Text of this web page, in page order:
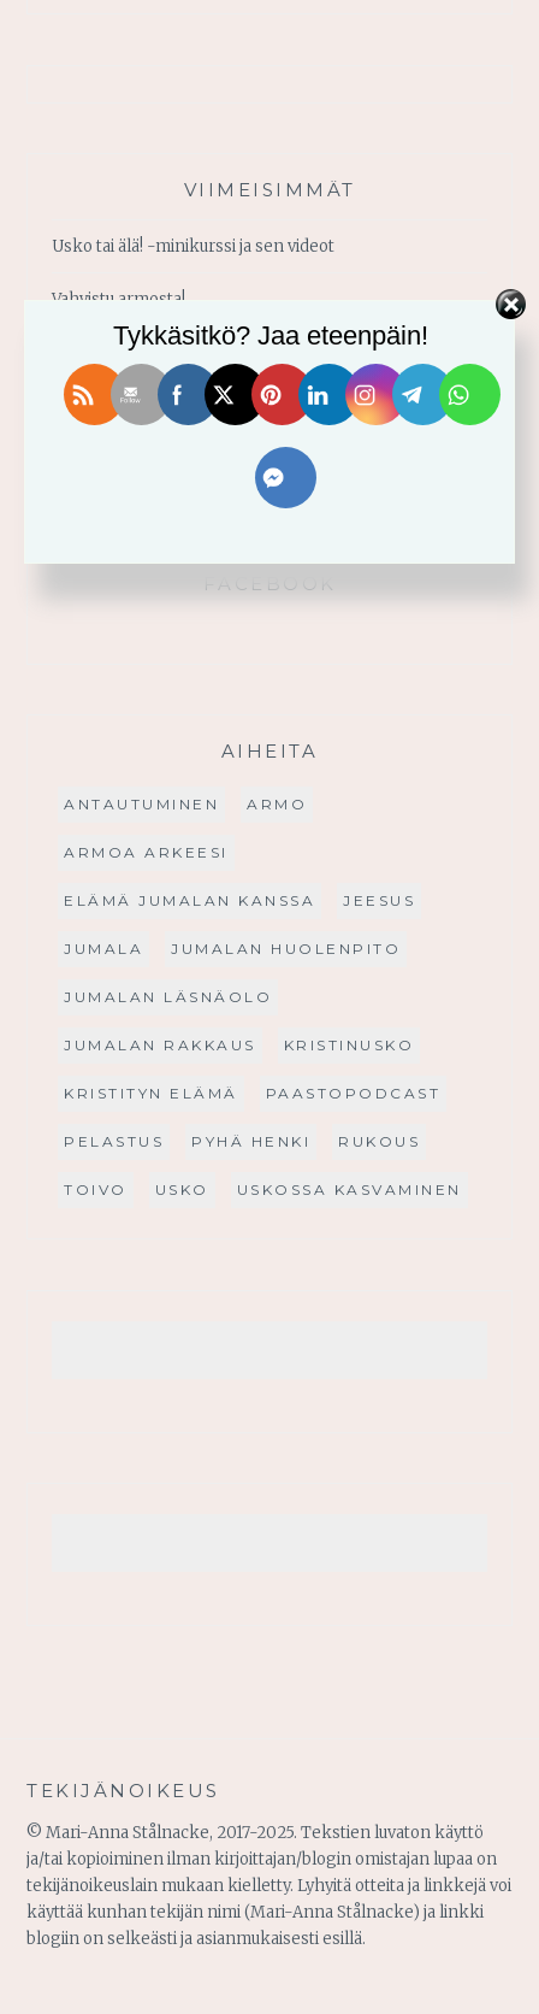
VIIMEISIMMÄT
Usko tai älä! -minikurssi ja sen videot
Vahvistu armosta!
Älä yritä omin voimin
Käytä saamaasi voimaa!
AIHEITA
ANTAUTUMINEN ARMO
ARMOA ARKEESI
ELÄMÄ JUMALAN KANSSA JEESUS
JUMALA JUMALAN HUOLENPITO
JUMALAN LÄSNÄOLO
JUMALAN RAKKAUS KRISTINUSKO
KRISTITYN ELÄMÄ PAASTOPODCAST
PELASTUS PYHÄ HENKI RUKOUS
TOIVO USKO USKOSSA KASVAMINEN
TEKIJÄNOIKEUS
© Mari-Anna Stålnacke, 2017-2025. Tekstien luvaton käyttö
ja/tai kopioiminen ilman kirjoittajan/blogin omistajan lupaa on
tekijänoikeuslain mukaan kielletty. Lyhyitä otteita ja linkkejä voi
käyttää kunhan tekijän nimi (Mari-Anna Stålnacke) ja linkki
blogiin on selkeästi ja asianmukaisesti esillä.
Tykkäsitkö? Jaa eteenpäin!